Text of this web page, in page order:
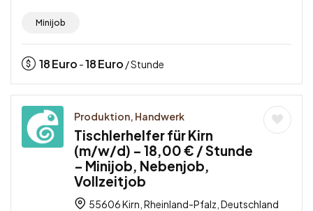
Minijob
18Euro -18Euro / Stunde
Produktion, Handwerk
Tischlerhelfer für Kirn
(m/w/d) – 18,00 € / Stunde
– Minijob, Nebenjob,
Vollzeitjob
55606 Kirn, Rheinland-Pfalz, Deutschland